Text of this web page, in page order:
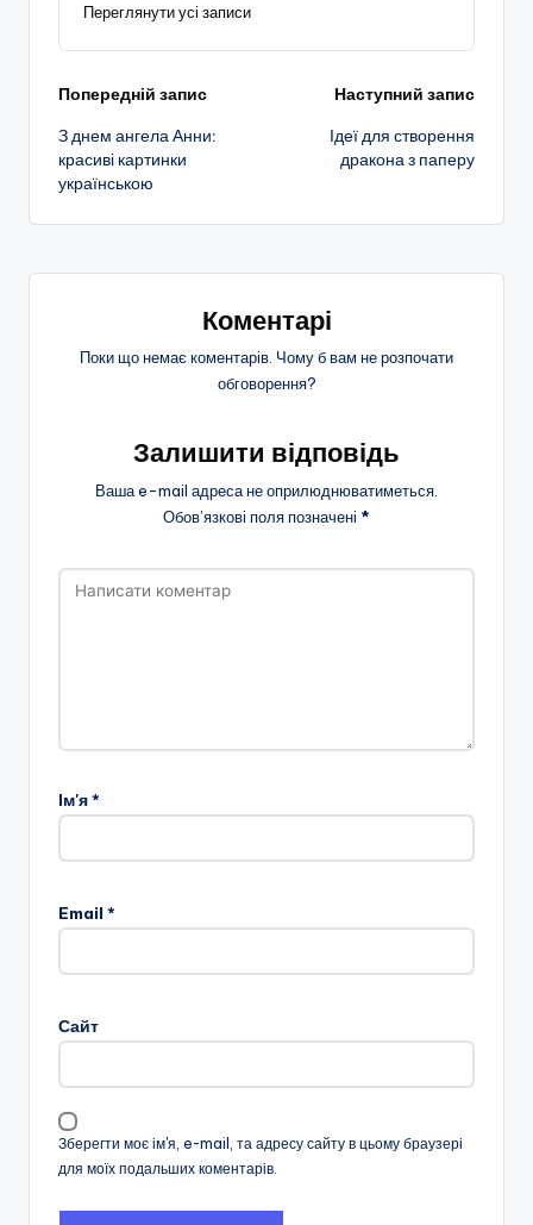
Переглянути усі записи
Навігація
по
запису
Попередній запис
З днем ангела Анни:
красиві картинки
українською
Наступний запис
Ідеї для створення
дракона з паперу
Коментарі
Поки що немає коментарів. Чому б вам не розпочати
обговорення?
Залишити відповідь
Ваша e-mail адреса не оприлюднюватиметься.
Обов’язкові поля позначені *
Ім'я*
Email *
Сайт
Зберегти моє ім'я, e-mail, та адресу сайту в цьому браузері
для моїх подальших коментарів.